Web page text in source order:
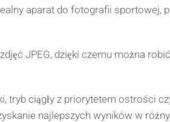
aparat do fotografii sportowej,
JPEG, dzięki czemu można
ciągły z priorytetem ostrości
najlepszych wyników w